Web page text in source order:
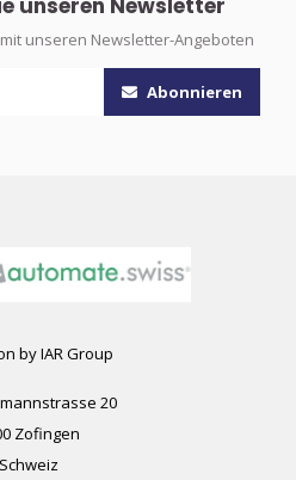
unseren Newsletter-Angeboten
Abonnieren
by IAR Group
20
Zofingen
Schweiz